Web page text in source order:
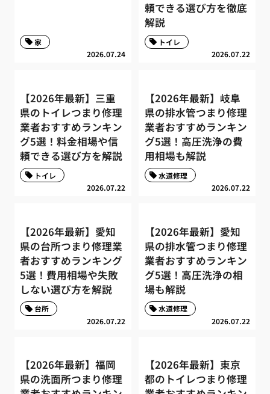
2026.07.24
家
頼できる選び方を徹底
解説
2026.07.22
トイレ
【2026年最新】三重
県のトイレつまり修理
業者おすすめランキン
グ5選！料金相場や信
頼できる選び方を解説
2026.07.22
トイレ
【2026年最新】岐阜
県の排水管つまり修理
業者おすすめランキン
グ5選！高圧洗浄の費
用相場も解説
2026.07.22
水道修理
【2026年最新】愛知
県の台所つまり修理業
者おすすめランキング
5選！費用相場や失敗
しない選び方を解説
2026.07.22
台所
【2026年最新】愛知
県の排水管つまり修理
業者おすすめランキン
グ5選！高圧洗浄の相
場も解説
2026.07.22
水道修理
【2026年最新】福岡
県の洗面所つまり修理
【2026年最新】東京
都のトイレつまり修理